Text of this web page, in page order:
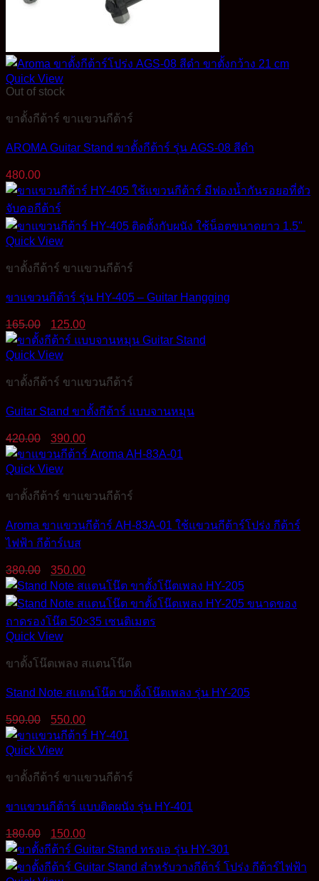
Quick View
Out of stock
ขาตั้งกีต้าร์ ขาแขวนกีต้าร์
AROMA Guitar Stand ขาตั้งกีต้าร์ รุ่น AGS-08 สีดำ
480.00
Quick View
ขาตั้งกีต้าร์ ขาแขวนกีต้าร์
ขาแขวนกีต้าร์ รุ่น HY-405 – Guitar Hangging
165.00
Original
price
was:
165.00฿.
125.00
price
is:
Quick View
ขาตั้งกีต้าร์ ขาแขวนกีต้าร์
Guitar Stand ขาตั้งกีต้าร์ แบบจานหมุน
420.00
Original
price
was:
420.00฿.
390.00
price
is:
Quick View
ขาตั้งกีต้าร์ ขาแขวนกีต้าร์
Aroma ขาแขวนกีต้าร์ AH-83A-01 ใช้แขวนกีต้าร์โปร่ง กีต้าร์
ไฟฟ้า กีต้าร์เบส
380.00
Original
price
was:
380.00฿.
350.00
price
is:
350.00฿.
Quick View
ขาตั้งโน๊ตเพลง สแตนโน๊ต
Stand Note สแตนโน๊ต ขาตั้งโน๊ตเพลง รุ่น HY-205
590.00
Original
price
was:
590.00฿.
550.00
price
is:
Quick View
ขาตั้งกีต้าร์ ขาแขวนกีต้าร์
ขาแขวนกีต้าร์ แบบติดผนัง รุ่น HY-401
180.00
Original
price
was:
180.00฿.
150.00
price
is:
150.00฿.